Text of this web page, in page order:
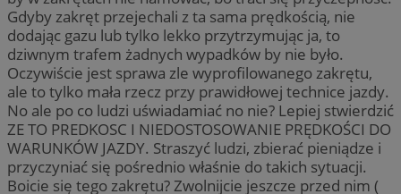
Gdyby zakręt przejechali z ta sama prędkością, nie
dodając gazu lub tylko lekko przytrzymując ja, to
dziwnym trafem żadnych wypadków by nie było.
Oczywiście jest sprawa zle wyprofilowanego zakrętu,
ale to tylko mała rzecz przy prawidłowej technice jazdy.
No ale po co ludzi uświadamiać no nie? Lepiej stwierdzić
ZE TO PREDKOSC I NIEDOSTOSOWANIE PRĘDKOŚCI DO
WARUNKÓW JAZDY. Straszyć ludzi, zbierać pieniądze i
przyczyniać się pośrednio właśnie do takich sytuacji.
Boicie się tego zakrętu? Zwolnijcie jeszcze przed nim (